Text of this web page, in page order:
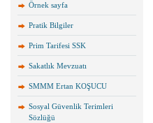
Örnek sayfa
Pratik Bilgiler
Prim Tarifesi SSK
Sakatlık Mevzuatı
SMMM Ertan KOŞUCU
Sosyal Güvenlik Terimleri
Sözlüğü